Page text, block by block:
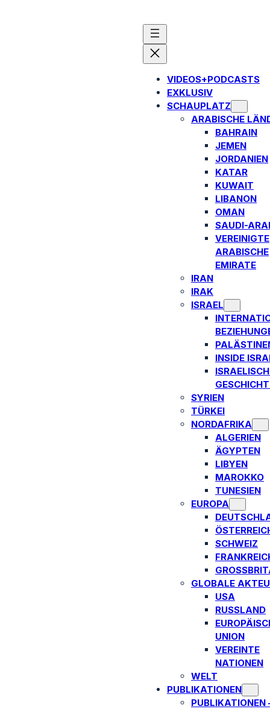
VIDEOS+PODCASTS
EXKLUSIV
SCHAUPLATZ
ARABISCHE
BAHRAIN
JEMEN
JORDANIEN
KATAR
KUWAIT
LIBANON
OMAN
SAUDI-
VEREINIGTE
ARABISCHE
EMIRATE
IRAN
IRAK
ISRAEL
INSIDE
SYRIEN
TÜRKEI
NORDAFRIKA
ALGERIEN
ÄGYPTEN
LIBYEN
MAROKKO
TUNESIEN
EUROPA
SCHWEIZ
GLOBALE
USA
RUSSLAND
UNION
VEREINTE
NATIONEN
WELT
PUBLIKATIONEN
PUBLIKATIONEN